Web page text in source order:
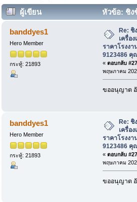
ผู้เขียน
หัวข้อ: ชิง
ราคาโรงงาน โทร 081-9123486 คุณบอ
banddyes1
Hero Member
กระทู้: 21893
Re: ชิ
เครื่อ
ราคาโรงงา
9123486 คุ
« ตอบกลับ
พฤษภาคม
ขออนุญาต
banddyes1
Hero Member
กระทู้: 21893
Re: ชิ
เครื่อ
ราคาโรงงา
9123486 คุ
« ตอบกลับ
พฤษภาคม
ขออนุญาต